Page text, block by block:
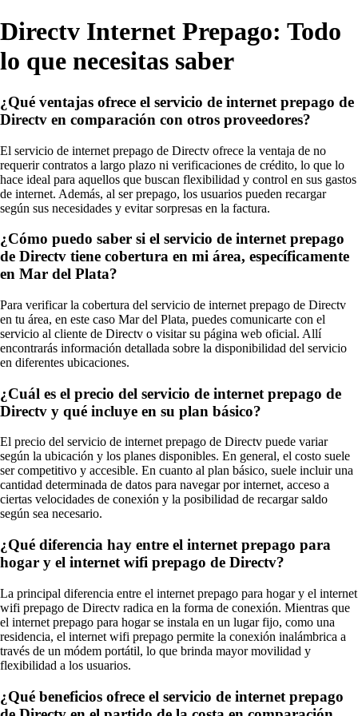
Directv Internet Prepago: Todo
lo que necesitas saber
¿Qué ventajas ofrece el servicio de internet prepago de
Directv en comparación con otros proveedores?
El servicio de internet prepago de Directv ofrece la ventaja de no
requerir contratos a largo plazo ni verificaciones de crédito, lo que lo
hace ideal para aquellos que buscan flexibilidad y control en sus gastos
de internet. Además, al ser prepago, los usuarios pueden recargar
según sus necesidades y evitar sorpresas en la factura.
¿Cómo puedo saber si el servicio de internet prepago
de Directv tiene cobertura en mi área, específicamente
en Mar del Plata?
Para verificar la cobertura del servicio de internet prepago de Directv
en tu área, en este caso Mar del Plata, puedes comunicarte con el
servicio al cliente de Directv o visitar su página web oficial. Allí
encontrarás información detallada sobre la disponibilidad del servicio
en diferentes ubicaciones.
¿Cuál es el precio del servicio de internet prepago de
Directv y qué incluye en su plan básico?
El precio del servicio de internet prepago de Directv puede variar
según la ubicación y los planes disponibles. En general, el costo suele
ser competitivo y accesible. En cuanto al plan básico, suele incluir una
cantidad determinada de datos para navegar por internet, acceso a
ciertas velocidades de conexión y la posibilidad de recargar saldo
según sea necesario.
¿Qué diferencia hay entre el internet prepago para
hogar y el internet wifi prepago de Directv?
La principal diferencia entre el internet prepago para hogar y el internet
wifi prepago de Directv radica en la forma de conexión. Mientras que
el internet prepago para hogar se instala en un lugar fijo, como una
residencia, el internet wifi prepago permite la conexión inalámbrica a
través de un módem portátil, lo que brinda mayor movilidad y
flexibilidad a los usuarios.
¿Qué beneficios ofrece el servicio de internet prepago